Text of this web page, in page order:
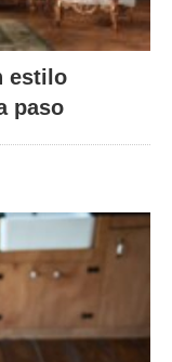
estilo
paso